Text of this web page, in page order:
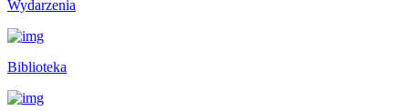
Wydarzenia
Biblioteka